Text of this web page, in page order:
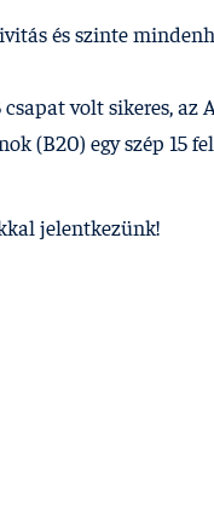
és szinte
volt sikeres, az
(B20) egy szép 15
jelentkezünk!